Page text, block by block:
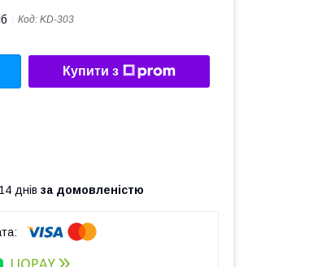
Код: KD-303
Купити з
днів за домовленістю